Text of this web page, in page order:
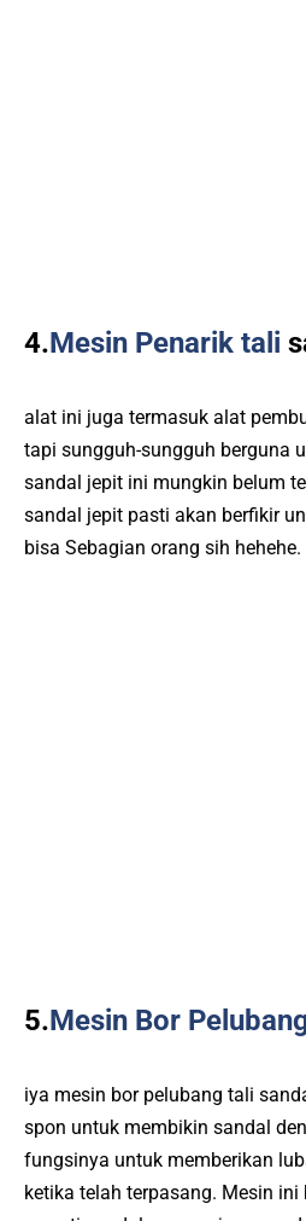
4.Mesin Penarik tali
alat ini juga termasuk alat
tapi sungguh-sungguh berguna
sandal jepit ini mungkin belum
sandal jepit pasti akan berfikir
bisa Sebagian orang sih hehehe.
5.Mesin Bor
iya mesin bor pelubang tali
spon untuk membikin sandal
fungsinya untuk memberikan
ketika telah terpasang. Mesin